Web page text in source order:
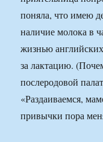
поняла, что имею
наличие молока в
жизнью
за лактацию.
послеродовой
«Раздаиваемся,
привычки пора